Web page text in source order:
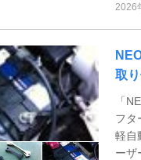
2026
取
「
フタ
軽自
ーザ